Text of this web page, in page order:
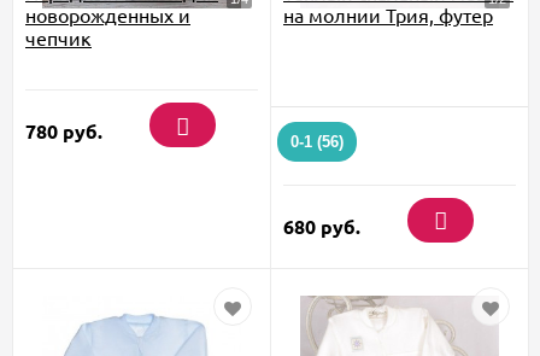
новорожденных и
чепчик
780 руб.
на молнии Трия, футер
0-1 (56)
680 руб.